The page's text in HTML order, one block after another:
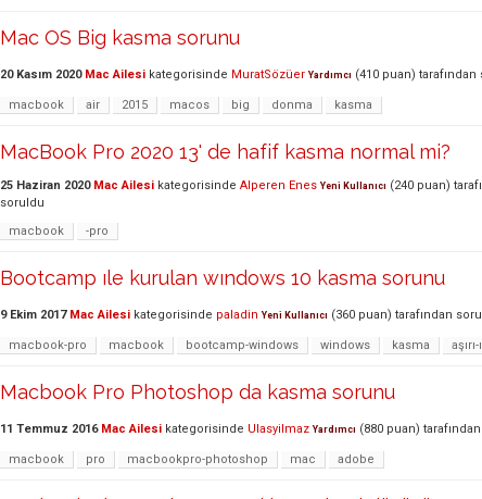
Mac OS Big kasma sorunu
20 Kasım 2020 Mac Ailesi kategorisinde MuratSözüer Yardımcı (410 puan) tarafından
macbook air 2015 macos big donma kasma
MacBook Pro 2020 13' de hafif kasma normal mi?
25 Haziran 2020 Mac Ailesi kategorisinde Alperen Enes Yeni Kullanıcı (240 puan)
soruldu
macbook
-pro
Bootcamp ıle kurulan wındows 10 kasma sorunu
9 Ekim 2017 Mac Ailesi kategorisinde paladin Yeni Kullanıcı (360 puan) tarafından
macbook-pro macbook bootcamp-windows windows kasma
Macbook Pro Photoshop da kasma sorunu
11 Temmuz 2016 Mac Ailesi kategorisinde Ulasyilmaz Yardımcı (880 puan) tarafından
macbook pro macbookpro-photoshop mac adobe